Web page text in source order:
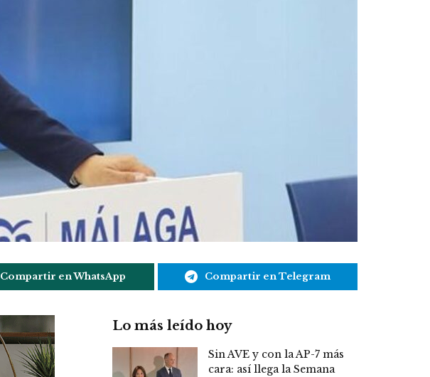
Compartir en WhatsApp Compartir en Telegram
Lo más leído hoy
Sin AVE y con la AP-7 más
cara: así llega la Semana